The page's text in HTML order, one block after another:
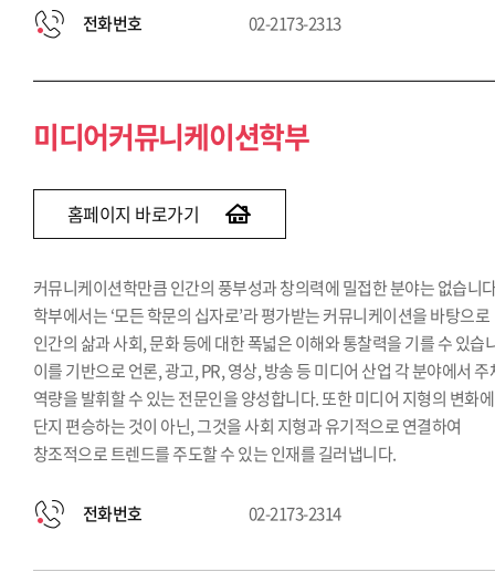
전화번호 02-2173-2313
미디어커뮤니케이션학부
홈페이지 바로가기
커뮤니케이션학만큼 인간의 풍부성과 창의력에 밀접한 분야는 없습니
학부에서는 ‘모든 학문의 십자로’라 평가받는 커뮤니케이션을 바탕으로
인간의 삶과 사회, 문화 등에 대한 폭넓은 이해와 통찰력을 기를 수 있습
이를 기반으로 언론, 광고, PR, 영상, 방송 등 미디어 산업 각 분야에서
역량을 발휘할 수 있는 전문인을 양성합니다. 또한 미디어 지형의 변화에
단지 편승하는 것이 아닌, 그것을 사회 지형과 유기적으로 연결하여
창조적으로 트렌드를 주도할 수 있는 인재를 길러냅니다.
전화번호 02-2173-2314